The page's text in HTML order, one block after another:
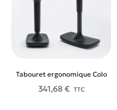
Tabouret ergonomique Colo
341,68 € TTC